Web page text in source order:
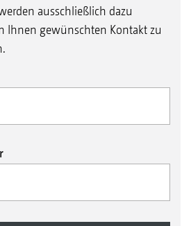
ausschließlich dazu
Ihnen gewünschten Kontakt zu